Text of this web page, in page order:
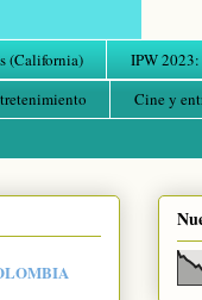
(California)
IPW
Cine y